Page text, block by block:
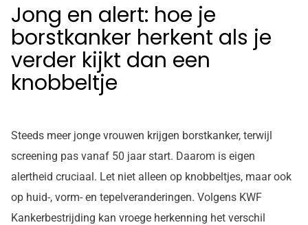
Jong en alert: hoe je
borstkanker herkent als je
verder kijkt dan een
knobbeltje
Steeds meer jonge vrouwen krijgen borstkanker, terwijl
screening pas vanaf 50 jaar start. Daarom is eigen
alertheid cruciaal. Let niet alleen op knobbeltjes, maar ook
op huid-, vorm- en tepelveranderingen. Volgens KWF
Kankerbestrijding kan vroege herkenning het verschil